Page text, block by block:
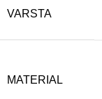
VARSTA
MATERIAL